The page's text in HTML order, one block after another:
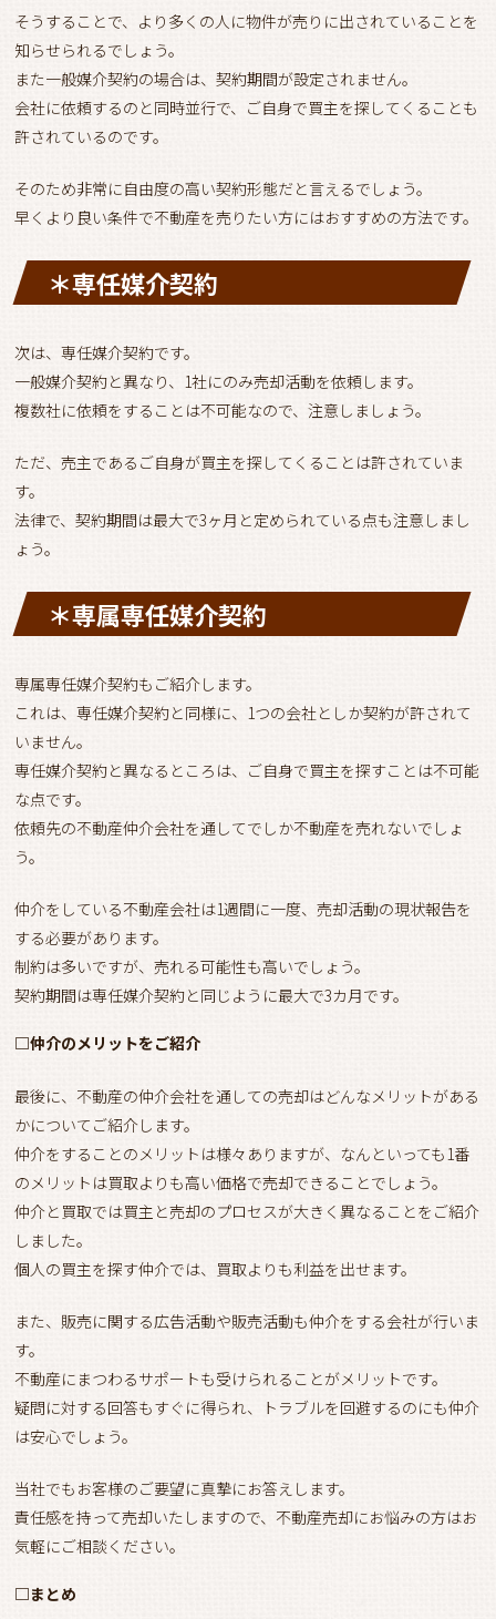
そうすることで、より多くの人に物件が売りに出されていることを
知らせられるでしょう。
また一般媒介契約の場合は、契約期間が設定されません。
会社に依頼するのと同時並行で、ご自身で買主を探してくることも
許されているのです。
そのため非常に自由度の高い契約形態だと言えるでしょう。
早くより良い条件で不動産を売りたい方にはおすすめの方法です。
＊専任媒介契約
次は、専任媒介契約です。
一般媒介契約と異なり、1社にのみ売却活動を依頼します。
複数社に依頼をすることは不可能なので、注意しましょう。
ただ、売主であるご自身が買主を探してくることは許されていま
す。
法律で、契約期間は最大で3ヶ月と定められている点も注意しまし
ょう。
＊専属専任媒介契約
専属専任媒介契約もご紹介します。
これは、専任媒介契約と同様に、1つの会社としか契約が許されて
いません。
専任媒介契約と異なるところは、ご自身で買主を探すことは不可能
な点です。
依頼先の不動産仲介会社を通してでしか不動産を売れないでしょ
う。
仲介をしている不動産会社は1週間に一度、売却活動の現状報告を
する必要があります。
制約は多いですが、売れる可能性も高いでしょう。
契約期間は専任媒介契約と同じように最大で3カ月です。
□仲介のメリットをご紹介
最後に、不動産の仲介会社を通しての売却はどんなメリットがある
かについてご紹介します。
仲介をすることのメリットは様々ありますが、なんといっても1番
のメリットは買取よりも高い価格で売却できることでしょう。
仲介と買取では買主と売却のプロセスが大きく異なることをご紹介
しました。
個人の買主を探す仲介では、買取よりも利益を出せます。
また、販売に関する広告活動や販売活動も仲介をする会社が行いま
す。
不動産にまつわるサポートも受けられることがメリットです。
疑問に対する回答もすぐに得られ、トラブルを回避するのにも仲介
は安心でしょう。
当社でもお客様のご要望に真摯にお答えします。
責任感を持って売却いたしますので、不動産売却にお悩みの方はお
気軽にご相談ください。
□まとめ